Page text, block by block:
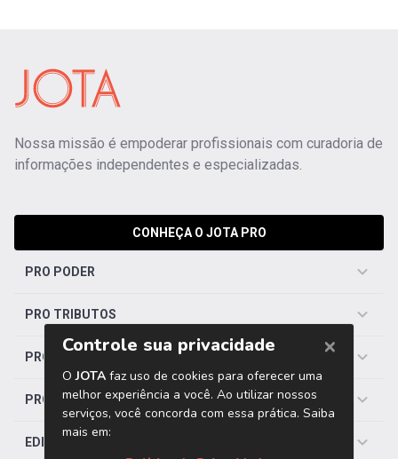
Nossa missão é empoderar profissionais com curadoria de
informações independentes e especializadas.
CONHEÇA O JOTA PRO
PRO PODER
PRO TRIBUTOS
PRO TRABALHISTA
PRO SAÚDE
EDITORIAS